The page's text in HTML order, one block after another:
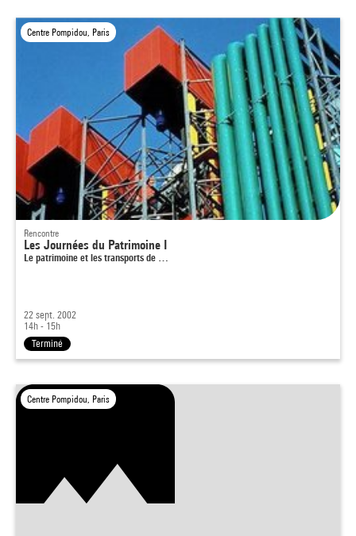
Centre Pompidou, Paris
Rencontre
Les Journées du Patrimoine I
Le patrimoine et les transports de …
22 sept. 2002
14h - 15h
Terminé
Centre Pompidou, Paris